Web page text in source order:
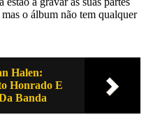
o álbum não tem qualquer
Halen:
Honrado E
Banda